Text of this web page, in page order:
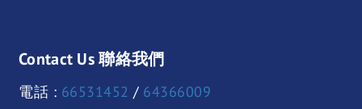
Contact Us 聯絡我們
電話 : 66531452 / 64366009